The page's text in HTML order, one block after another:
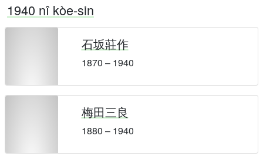
1940 nî kòe-sin
石坂莊作
1870 – 1940
梅田三良
1880 – 1940